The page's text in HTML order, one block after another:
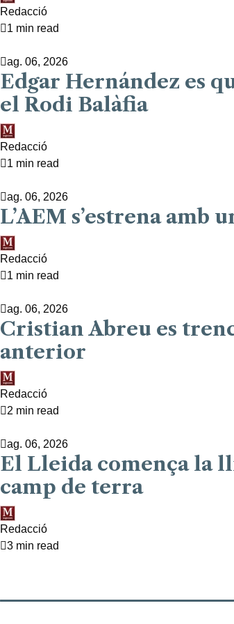
Redacció
1 min read
ag. 06, 2026
Edgar Hernández es
el Rodi Balàfia
Redacció
1 min read
ag. 06, 2026
L’AEM s’estrena amb
Redacció
1 min read
ag. 06, 2026
Cristian Abreu es
anterior
Redacció
2 min read
ag. 06, 2026
El Lleida comença la
camp de terra
Redacció
3 min read